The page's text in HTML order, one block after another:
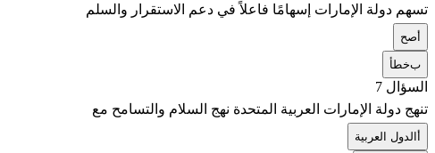
تسهم دولة الإمارات إسهامًا فاعلاً في دعم الاستقرار والسلم
أصح
بخطأ
السؤال 7
تنهج دولة الإمارات العربية المتحدة نهج السلام والتسامح مع
أ الدول العربية